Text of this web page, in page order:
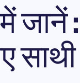
में
साथी